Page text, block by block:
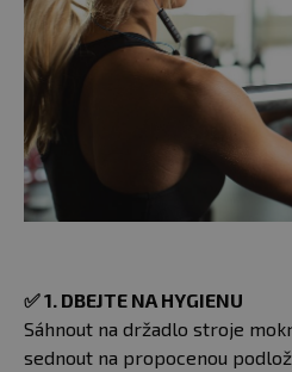
✅1. DBEJTE NA HYGIENU
Sáhnout na držadlo stroje
sednout na propocenou